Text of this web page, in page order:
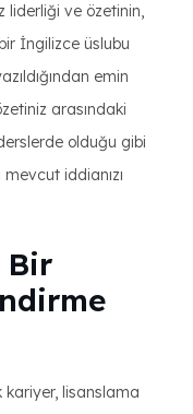
liderliği ve özetinin,
İngilizce üslubu
emin
arasındaki
olduğu gibi
iddianızı
Bir
kariyer, lisanslama